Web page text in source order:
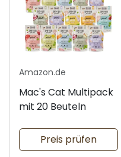
Amazon.de
Mac's Cat Multipack
mit 20 Beuteln
Preis prüfen